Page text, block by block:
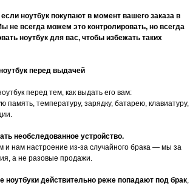
ноутбук покупают в момент вашего заказа в
не всегда можем это контролировать, но всегда
ноутбук для вас, чтобы избежать таких
перед выдачей
перед тем, как выдать его вам:
память, температуру, зарядку, батарею, клавиатуру,
необследованное устройство.
и нам настроение из-за случайного брака — мы за
а не разовые продажи.
ноутбуки действительно реже попадают под брак,